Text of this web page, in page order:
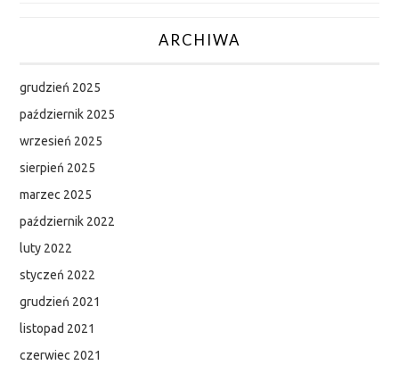
ARCHIWA
grudzień 2025
październik 2025
wrzesień 2025
sierpień 2025
marzec 2025
październik 2022
luty 2022
styczeń 2022
grudzień 2021
listopad 2021
czerwiec 2021